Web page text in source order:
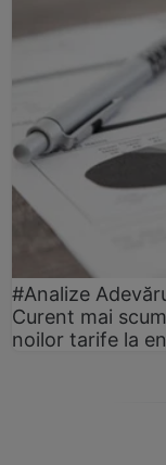
#Analize
Curent mai
noilor tarife la